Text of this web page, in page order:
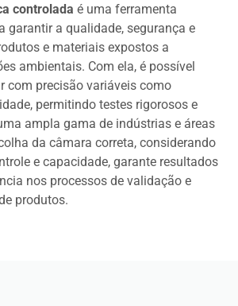
controlada é uma ferramenta
garantir a qualidade, segurança e
e materiais expostos a
ambientais. Com ela, é possível
com precisão variáveis como
permitindo testes rigorosos e
ampla gama de indústrias e áreas
da câmara correta, considerando
e capacidade, garante resultados
nos processos de validação e
produtos.